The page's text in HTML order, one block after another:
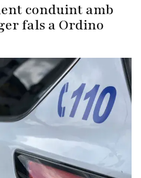
conduint amb
fals a Ordino